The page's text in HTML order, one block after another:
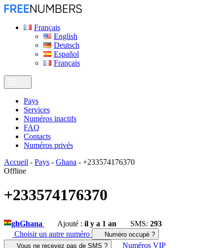
Français
English
Deutsch
Español
Français
Pays
Services
Numéros inactifs
FAQ
Contacts
Numéros privés
Accueil - Pays - Ghana - +233574176370
Offline
+233574176370
ghGhana Ajouté : il y a 1 an SMS: 293
Choisir un autre numéro
Numéro occupé ?
Vous ne recevez pas de SMS ?
Numéros VIP